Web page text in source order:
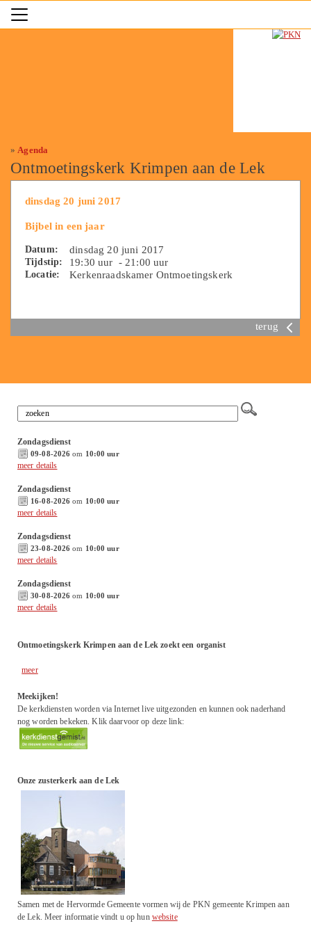
»Agenda
Ontmoetingskerk Krimpen aan de Lek
dinsdag 20 juni 2017
Bijbel in een jaar
Datum: dinsdag 20 juni 2017
Tijdstip: 19:30 uur - 21:00 uur
Locatie: Kerkenraadskamer Ontmoetingskerk
terug
Zondagsdienst
09-08-2026 om 10:00 uur
meer details
Zondagsdienst
16-08-2026 om 10:00 uur
meer details
Zondagsdienst
23-08-2026 om 10:00 uur
meer details
Zondagsdienst
30-08-2026 om 10:00 uur
meer details
Ontmoetingskerk Krimpen aan de Lek zoekt een organist
meer
Meekijken!
De kerkdiensten worden via Internet live uitgezonden en kunnen ook naderhand
nog worden bekeken. Klik daarvoor op deze link:
Onze zusterkerk aan de Lek
Samen met de Hervormde Gemeente vormen wij de PKN gemeente Krimpen aan
de Lek. Meer informatie vindt u op hun website